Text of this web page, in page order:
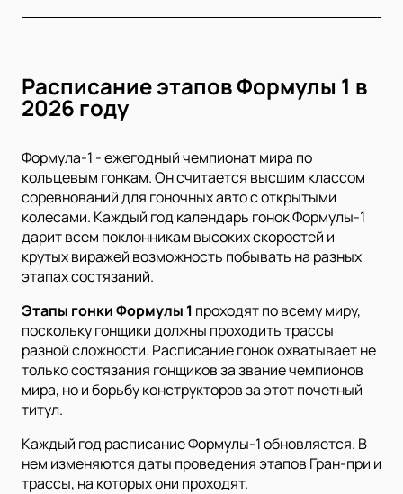
Расписание этапов Формулы 1 в
2026 году
Формула-1 - ежегодный чемпионат мира по
кольцевым гонкам. Он считается высшим классом
соревнований для гоночных авто с открытыми
колесами. Каждый год календарь гонок Формулы-1
дарит всем поклонникам высоких скоростей и
крутых виражей возможность побывать на разных
этапах состязаний.
Этапы гонки Формулы 1 проходят по всему миру,
поскольку гонщики должны проходить трассы
разной сложности. Расписание гонок охватывает не
только состязания гонщиков за звание чемпионов
мира, но и борьбу конструкторов за этот почетный
титул.
Каждый год расписание Формулы-1 обновляется. В
нем изменяются даты проведения этапов Гран-при и
трассы, на которых они проходят.